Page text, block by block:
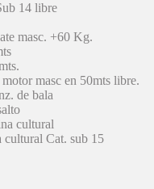
14 libre
masc. +60 Kg.
masc en 50mts libre.
de bala
cultural
Cat. sub 15